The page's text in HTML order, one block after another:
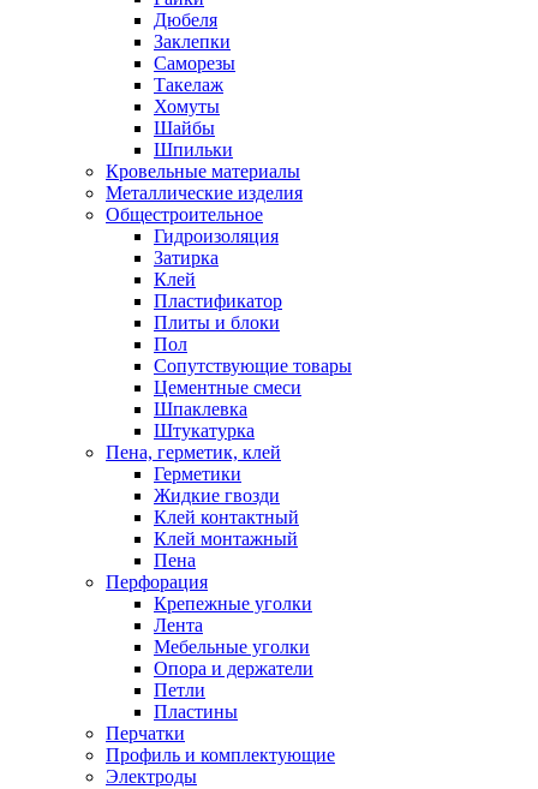
Дюбеля
Заклепки
Саморезы
Такелаж
Хомуты
Шайбы
Шпильки
Кровельные материалы
Металлические изделия
Общестроительное
Гидроизоляция
Затирка
Клей
Пластификатор
Плиты и блоки
Пол
Сопутствующие товары
Цементные смеси
Шпаклевка
Штукатурка
Пена, герметик, клей
Герметики
Жидкие гвозди
Клей контактный
Клей монтажный
Пена
Перфорация
Крепежные уголки
Лента
Мебельные уголки
Опора и держатели
Петли
Пластины
Перчатки
Профиль и комплектующие
Электроды